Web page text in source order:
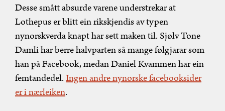
Desse smått absurde varene understrekar at
Lothepus er blitt ein rikskjendis av typen
nynorskverda knapt har sett maken til. Sjølv Tone
Damli har berre halvparten så mange følgjarar som
han på Facebook, medan Daniel Kvammen har ein
femtandedel.Ingen andre nynorske facebooksider
er i nærleiken.